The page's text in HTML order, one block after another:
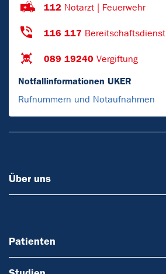
112 Notarzt | Feuerwehr
116 117 Bereitschaftsdienst
089 19240 Vergiftung
Notfallinformationen UKER
Rufnummern und Notaufnahmen
Über uns
Patienten